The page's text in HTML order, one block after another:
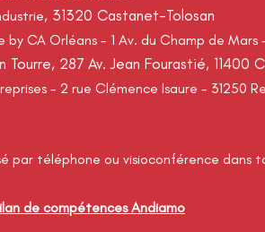
, 31320 Castanet-Tolosan
by CA Orléans - 1 Av. du Champ de Mars
Tourre, 287 Av. Jean Fourastié, 11400
- 2 rue Clémence Isaure - 31250
par téléphone ou visioconférence dans
de compétences Andiamo